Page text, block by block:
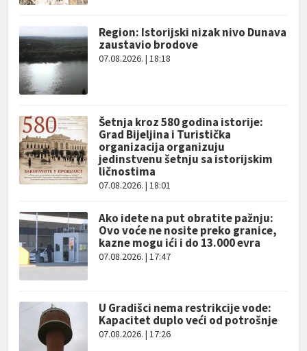
Region: Istorijski nizak nivo Dunava
zaustavio brodove
07.08.2026. | 18:18
Šetnja kroz 580 godina istorije:
Grad Bijeljina i Turistička
organizacija organizuju
jedinstvenu šetnju sa istorijskim
ličnostima
07.08.2026. | 18:01
Ako idete na put obratite pažnju:
Ovo voće ne nosite preko granice,
kazne mogu ići i do 13.000 evra
07.08.2026. | 17:47
U Gradišci nema restrikcije vode:
Kapacitet duplo veći od potrošnje
07.08.2026. | 17:26